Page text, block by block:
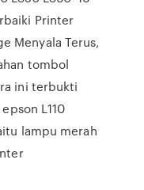
Printer
Menyala Terus,
tombol
ini terbukti
L110
lampu merah